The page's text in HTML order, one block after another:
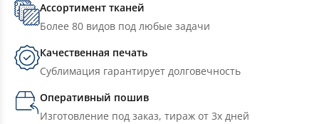
Ассортимент тканей
Более 80 видов под любые задачи
Качественная печать
Сублимация гарантирует долговечность
Оперативный пошив
Изготовление под заказ, тираж от 3х дней